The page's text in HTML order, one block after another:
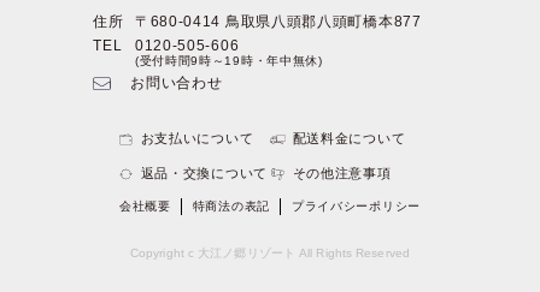
住所
〒680-0414 鳥取県八頭郡八頭町橋本877
TEL
0120-505-606
(受付時間9時～19時・年中無休)
お問い合わせ
お支払いについて 配送料金について
返品・交換について その他注意事項
会社概要 特商法の表記 プライバシーポリシー
Copyright c 大江ノ郷リゾート All Rights Reserved